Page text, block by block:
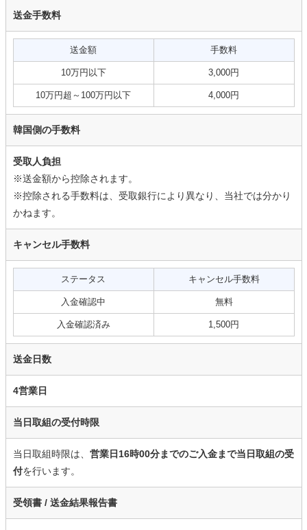
送金手数料
送金額 手数料
10万円以下 3,000円
10万円超～100万円以下 4,000円
韓国側の手数料
受取人負担
※送金額から控除されます。
※控除される手数料は、受取銀行により異なり、当社では分かり
かねます。
キャンセル手数料
ステータス キャンセル手数料
入金確認中 無料
入金確認済み 1,500円
送金日数
4営業日
当日取組の受付時限
当日取組時限は、 営業日16時00分までのご入金まで当日取組の受
付を行います。
受領書 /送金結果報告書